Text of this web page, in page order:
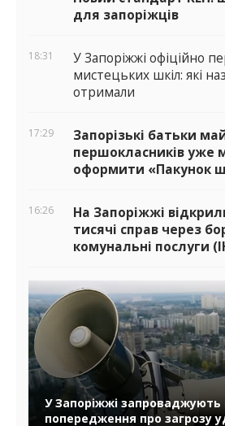
для запоріжців
18:31
У Запоріжжі офіційно
мистецьких шкіл: які
отримали
17:29
Запорізькі батьки
першокласників уже
оформити «Пакунок
16:26
На Запоріжжі
тисячі справ через
комунальні послуги
У Запоріжжі
попередження про загрозу